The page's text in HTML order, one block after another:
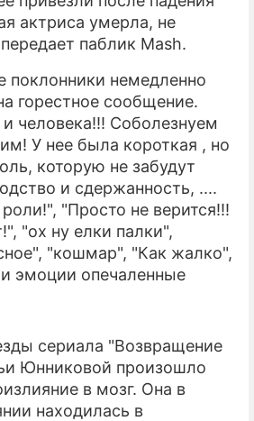
СТИЛЬ ЖИЗНИ
СЕРИАЛЫ
ИГРЫ
ПРЕСС-РЕЛИЗЫ
О ПРОЕКТЕ
актриса умерла, не
паблик Mash.
поклонники немедленно
горестное сообщение.
человека!!! Соболезнуем
У нее была короткая , но
которую не забудут
и сдержанность, ....
"Просто не верится!!!
"ох ну елки палки",
"кошмар", "Как жалко",
эмоции опечаленные
сериала "Возвращение
Юнниковой произошло
в мозг. Она в
находилась в